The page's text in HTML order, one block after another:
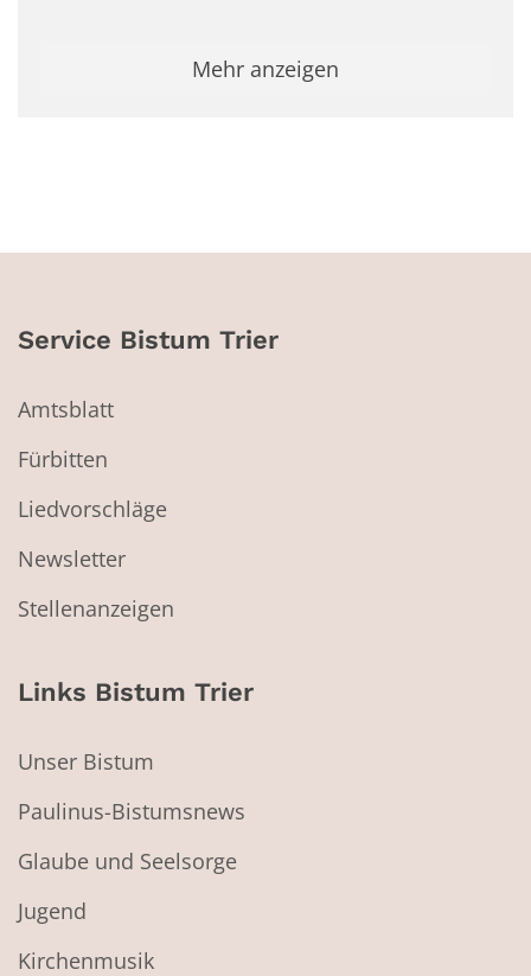
Mehr anzeigen
Service Bistum Trier
Amtsblatt
Fürbitten
Liedvorschläge
Newsletter
Stellenanzeigen
Links Bistum Trier
Unser Bistum
Paulinus-Bistumsnews
Glaube und Seelsorge
Jugend
Kirchenmusik